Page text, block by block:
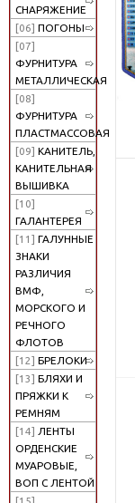
СНАРЯЖЕНИЕ
[06] ПОГОНЫ
[07]
ФУРНИТУРА
МЕТАЛЛИЧЕСКАЯ
[08]
ФУРНИТУРА
ПЛАСТМАССОВАЯ
[09] КАНИТЕЛЬ,
КАНИТЕЛЬНАЯ
ВЫШИВКА
[10]
ГАЛАНТЕРЕЯ
[11] ГАЛУННЫЕ
ЗНАКИ
РАЗЛИЧИЯ
ВМФ,
МОРСКОГО И
РЕЧНОГО
ФЛОТОВ
[12] БРЕЛОКИ
[13] БЛЯХИ И
ПРЯЖКИ К
РЕМНЯМ
[14] ЛЕНТЫ
ОРДЕНСКИЕ
МУАРОВЫЕ,
ВОП С ЛЕНТОЙ